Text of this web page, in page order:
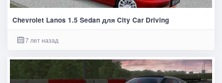
Chevrolet Lanos 1.5 Sedan для City Car Driving
7 лет назад